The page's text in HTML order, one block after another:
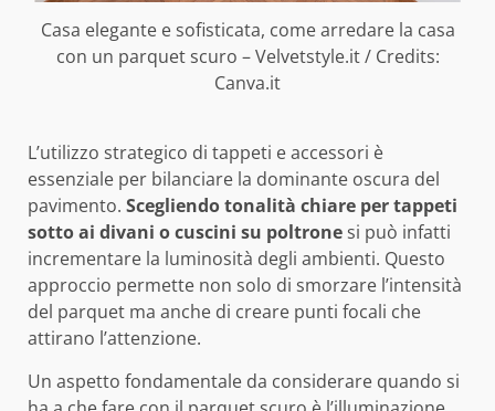
Casa elegante e sofisticata, come arredare la casa
con un parquet scuro – Velvetstyle.it / Credits:
Canva.it
L’utilizzo strategico di tappeti e accessori è
essenziale per bilanciare la dominante oscura del
pavimento. Scegliendo tonalità chiare per tappeti
sotto ai divani o cuscini su poltronesi può infatti
incrementare la luminosità degli ambienti. Questo
approccio permette non solo di smorzare l’intensità
del parquet ma anche di creare punti focali che
attirano l’attenzione.
Un aspetto fondamentale da considerare quando si